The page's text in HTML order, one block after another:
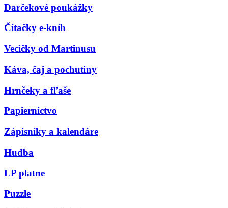
Darčekové poukážky
Čítačky e-kníh
Vecičky od Martinusu
Káva, čaj a pochutiny
Hrnčeky a fľaše
Papiernictvo
Zápisníky a kalendáre
Hudba
LP platne
Puzzle